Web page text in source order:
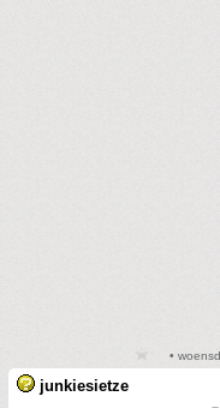
•
junkiesietze